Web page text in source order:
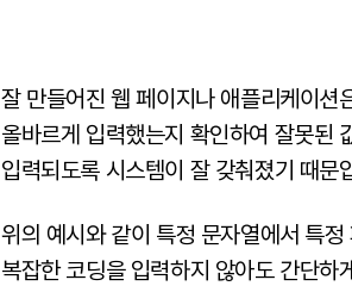
잘 만들어진웹 페이지 나 애플리케이션
올바르게 입력했는지 확인하여 잘못된
입력되도록 시스템이 잘 갖춰졌기 때문
위의 예시와 같이 특정 문자열에서 특
복잡한 코딩을 입력하지 않아도 간단하